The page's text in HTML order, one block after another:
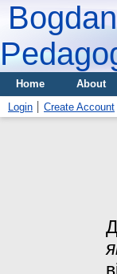
Home About
Login
Create Account